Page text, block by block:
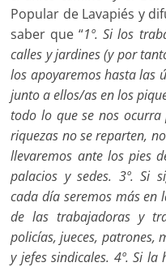
Popular de Lavapiés y
saber que “1º. Si los
calles y jardines (y por
los apoyaremos hasta las
junto a ellos/as en los
todo lo que se nos ocurra
riquezas no se reparten,
llevaremos ante los pies
palacios y sedes. 3º. Si
cada día seremos más en
de las trabajadoras y
policías, jueces, patrones,
y jefes sindicales. 4º. Si la